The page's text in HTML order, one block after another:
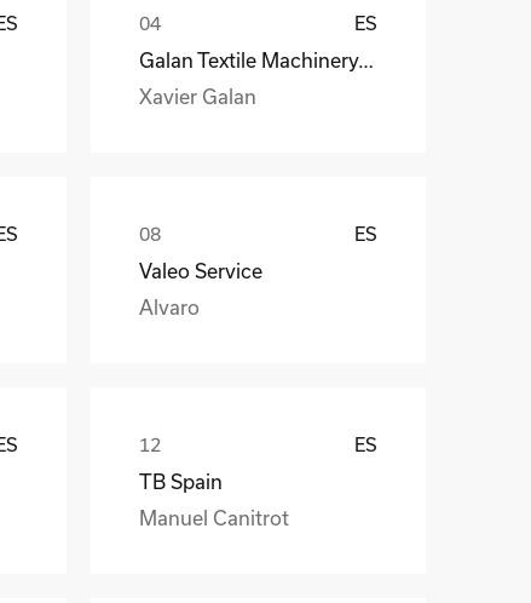
ES
Galan Textile Machinery, S.L.
Xavier Galan
ES
Valeo Service
Alvaro
ES
TB Spain
Manuel Canitrot